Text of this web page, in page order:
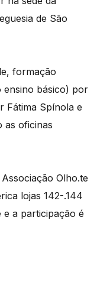
de São
formação
ensino básico) por
Fátima Spínola e
as oficinas
Olho.te
lojas 142-.144
a participação é